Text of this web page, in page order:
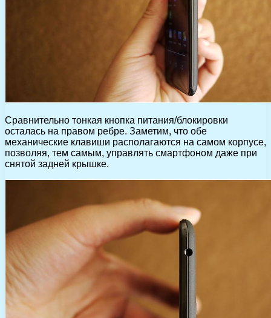
Сравнительно тонкая кнопка питания/блокировки
осталась на правом ребре. Заметим, что обе
механические клавиши располагаются на самом корпусе,
позволяя, тем самым, управлять смартфоном даже при
снятой задней крышке.